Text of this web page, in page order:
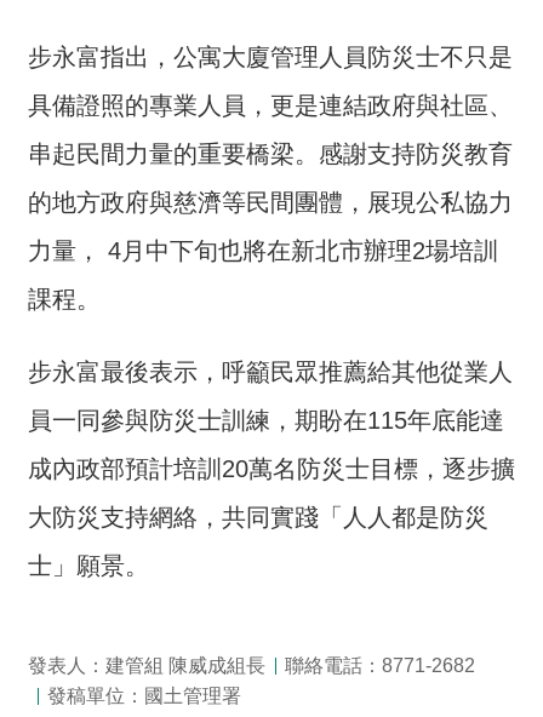
導
覽
民
信
箱
雙
彙
見
答
RSS
步永富指出，公寓大廈管理人員防災士不只是
具備證照的專業人員，更是連結政府與社區、
串起民間力量的重要橋梁。感謝支持防災教育
的地方政府與慈濟等民間團體，展現公私協力
力量， 4月中下旬也將在新北市辦理2場培訓
課程。
步永富最後表示，呼籲民眾推薦給其他從業人
員一同參與防災士訓練，期盼在115年底能達
成內政部預計培訓20萬名防災士目標，逐步擴
大防災支持網絡，共同實踐「人人都是防災
士」願景。
發表人：建管組 陳威成組長
聯絡電話：8771-2682
發稿單位：國土管理署